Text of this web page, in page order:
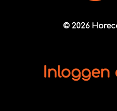
© 2026
Inloggen